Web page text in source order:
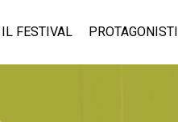
IL FESTIVAL PROTAGONISTI